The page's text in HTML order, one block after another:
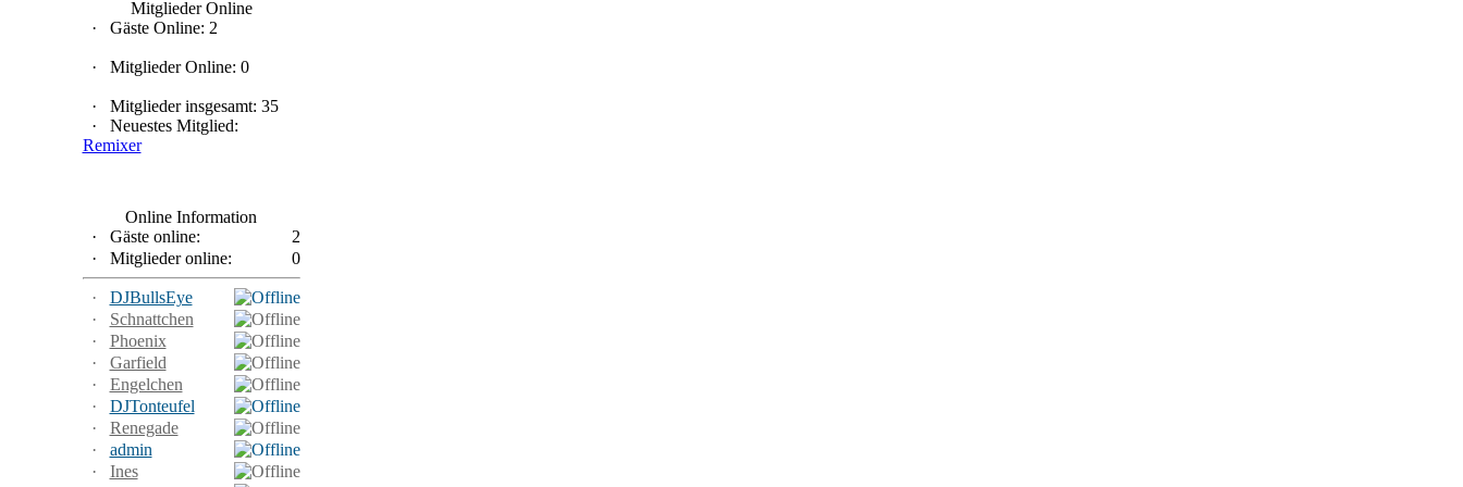
Mitglieder Online
·
Gäste Online: 2
· Mitglieder Online: 0
·
Mitglieder insgesamt: 35
·
Neuestes Mitglied:
Remixer
Online Information
·
Gäste online:
2
·
Mitglieder online: 0
·
DJBullsEye
·
Schnattchen
·
Phoenix
·
Garfield
·
Engelchen
·
DJTonteufel
·
Renegade
·
admin
·
Ines